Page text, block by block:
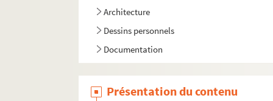
Architecture
Dessins personnels
Documentation
Présentation du contenu